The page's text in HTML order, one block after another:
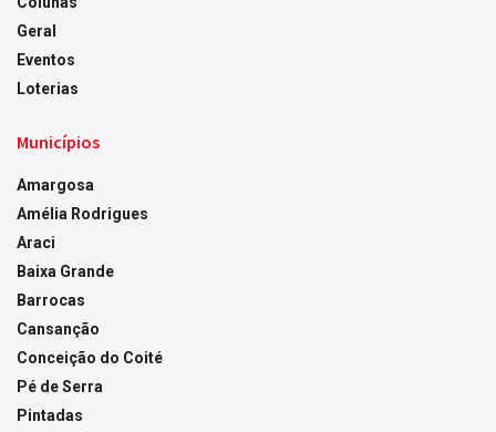
Geral
Eventos
Loterias
Municípios
Amargosa
Amélia Rodrigues
Araci
Baixa Grande
Barrocas
Cansanção
Conceição do Coité
Pé de Serra
Pintadas